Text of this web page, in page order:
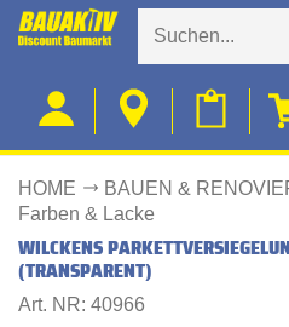
HOME BAUEN &
Farben & Lacke
WILCKENS
(TRANSPARENT)
Art. NR: 40966